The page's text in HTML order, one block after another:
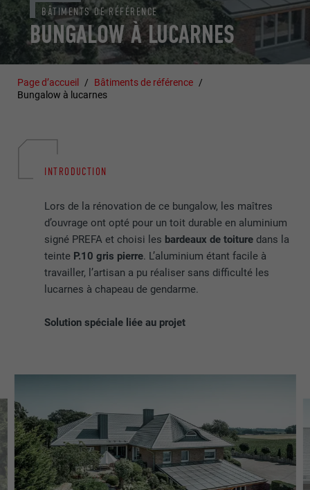
BUNGALOW À LUCARNES
BÂTIMENTS DE RÉFÉRENCE
Page d’accueil
Bâtiments de référence
Bungalow à lucarnes
INTRODUCTION
Lors de la rénovation de ce bungalow, les maîtres
d’ouvrage ont opté pour un toit durable en aluminium
signé PREFA et choisi les bardeaux de toiture dans la
teinte P.10 gris pierre. L’aluminium étant facile à
travailler, l’artisan a pu réaliser sans difficulté les
lucarnes à chapeau de gendarme.
Solution spéciale liée au projet